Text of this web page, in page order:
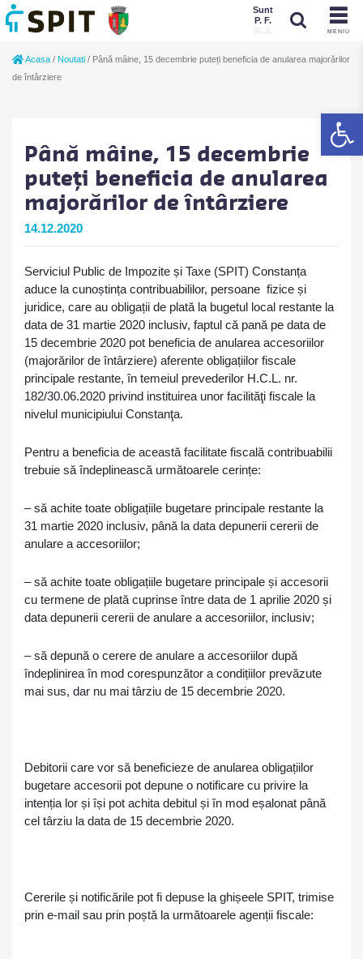
MENIU
Sunt
P. F.
P. J.
Acasa / Noutati / Până mâine, 15 decembrie puteți beneficia de anularea majorărilor
de întârziere
Până mâine, 15 decembrie
puteți beneficia de anularea
majorărilor de întârziere
14.12.2020
Serviciul Public de Impozite și Taxe (SPIT) Constanța
aduce la cunoștința contribuabililor, persoane fizice și
juridice, care au obligații de plată la bugetul local restante la
data de 31 martie 2020 inclusiv, faptul că pană pe data de
15 decembrie 2020 pot beneficia de anularea accesoriilor
(majorărilor de întârziere) aferente obligațiilor fiscale
principale restante, în temeiul prevederilor H.C.L. nr.
182/30.06.2020 privind instituirea unor facilităţi fiscale la
nivelul municipiului Constanţa.
Pentru a beneficia de această facilitate fiscală contribuabilii
trebuie să îndeplinească următoarele cerințe:
– să achite toate obligațiile bugetare principale restante la
31 martie 2020 inclusiv, până la data depunerii cererii de
anulare a accesoriilor;
– să achite toate obligațiile bugetare principale și accesorii
cu termene de plată cuprinse între data de 1 aprilie 2020 și
data depunerii cererii de anulare a accesoriilor, inclusiv;
– să depună o cerere de anulare a accesoriilor după
îndeplinirea în mod corespunzător a condițiilor prevăzute
mai sus, dar nu mai târziu de 15 decembrie 2020.
Debitorii care vor să beneficieze de anularea obligațiilor
bugetare accesorii pot depune o notificare cu privire la
intenția lor și își pot achita debitul și în mod eșalonat până
cel târziu la data de 15 decembrie 2020.
Cererile și notificările pot fi depuse la ghișeele SPIT, trimise
prin e-mail sau prin poștă la următoarele agenții fiscale: